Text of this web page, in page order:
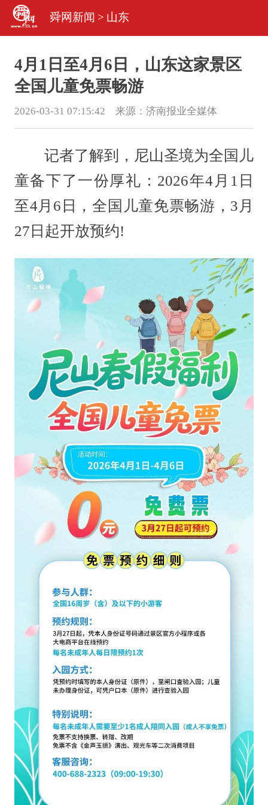
舜网新闻 > 山东
4月1日至4月6日，山东这家景区
全国儿童免票畅游
2026-03-31 07:15:42 来源： 济南报业全媒体
记者了解到，尼山圣境为全国儿
童备下了一份厚礼：2026年4月1日
至4月6日，全国儿童免票畅游，3月
27日起开放预约!